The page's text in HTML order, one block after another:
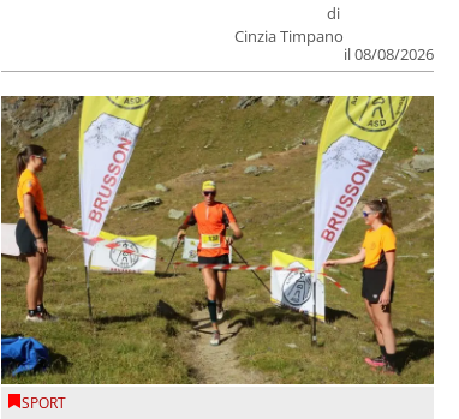
di
Cinzia Timpano
il 08/08/2026
SPORT